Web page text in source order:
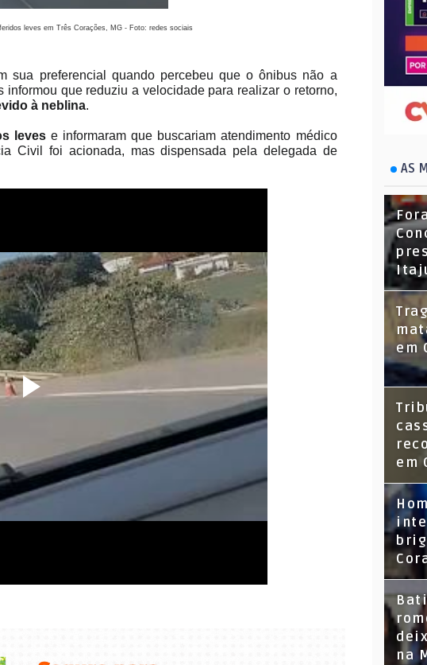
leves em Três Corações, MG - Foto: redes sociais
sua preferencial quando percebeu que o ônibus não a
que reduziu a velocidade para realizar o retorno,
à neblina.
levese informaram que buscariam atendimento médico
Civil foi acionada, mas dispensada pela delegada de
AS
em
em
na